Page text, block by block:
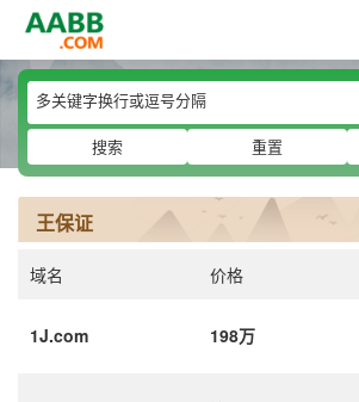
搜索
重置
王保证
域名 价格
1J.com 198万